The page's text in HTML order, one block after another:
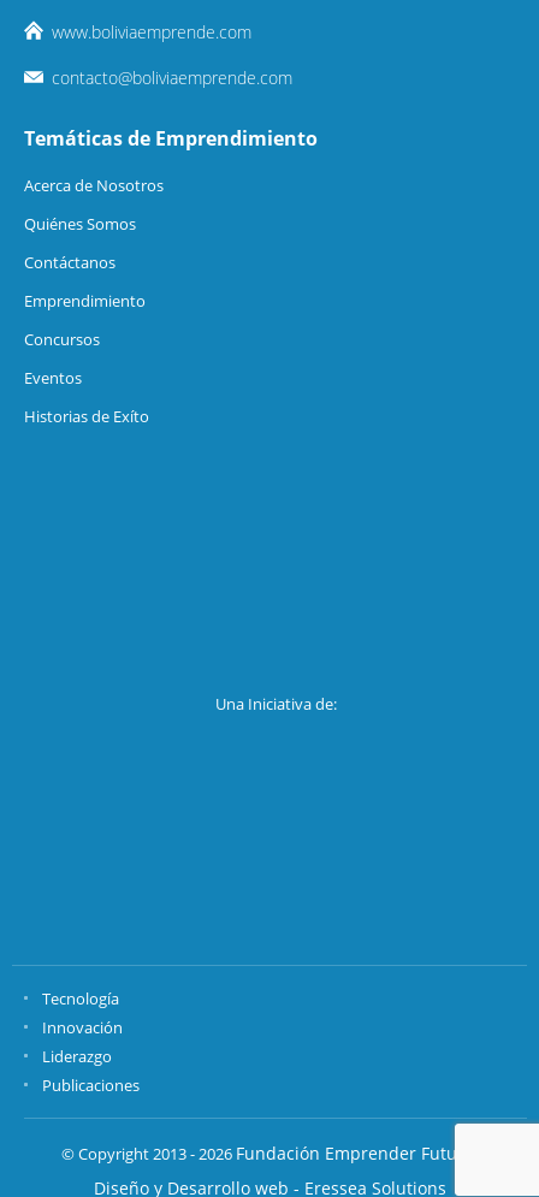
www.boliviaemprende.com
contacto@boliviaemprende.com
Temáticas de Emprendimiento
Acerca de Nosotros
Quiénes Somos
Contáctanos
Emprendimiento
Concursos
Eventos
Historias de Exíto
Una Iniciativa de:
Tecnología
Innovación
Liderazgo
Publicaciones
© Copyright 2013 - 2026 Fundación Emprender Futuro.
Diseño y Desarrollo web - Eressea Solutions